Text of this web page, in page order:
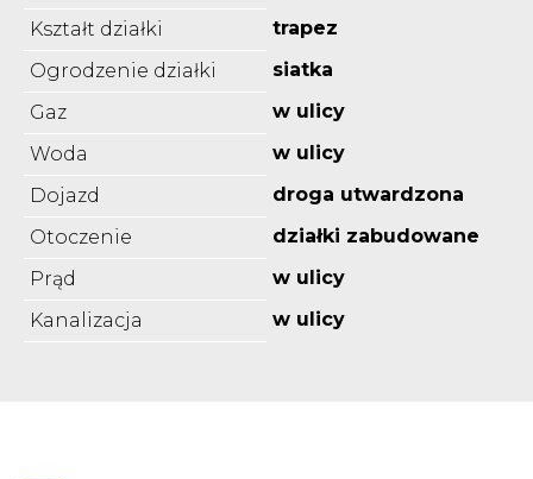
Kształt działki
trapez
Ogrodzenie działki
siatka
Gaz
w ulicy
Woda
w ulicy
Dojazd
droga utwardzona
Otoczenie
działki zabudowane
Prąd
w ulicy
Kanalizacja
w ulicy